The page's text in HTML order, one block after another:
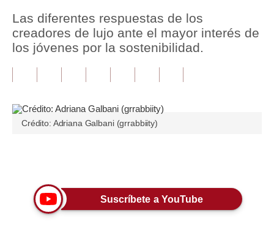
Tu Dinero
Finanzas Personales
Opinión
Blogs
Las diferentes respuestas de los
creadores de lujo ante el mayor interés de
los jóvenes por la sostenibilidad.
Crédito: Adriana Galbani (grrabbiity)
Suscríbete a YouTube